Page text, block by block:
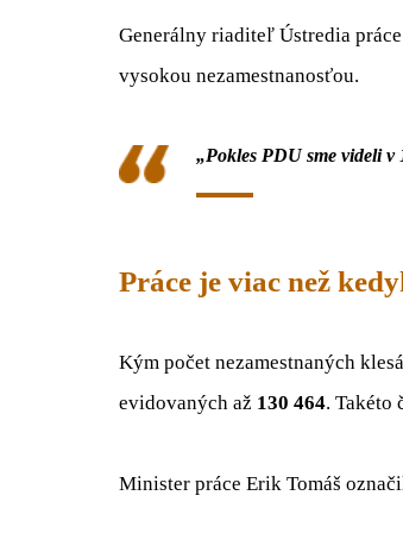
Generálny riaditeľ Ústredia
vysokou nezamestnanosťou.
„Pokles PDU sme videli v
Práce je viac než
Kým počet nezamestnaných
evidovaných až 130 464. Takéto
Minister práce Erik Tomáš